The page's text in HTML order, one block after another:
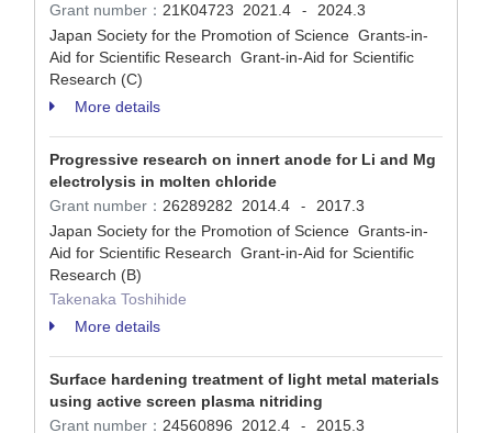
Grant number： 21K04723 2021.4 -
2024.3
Japan Society for the Promotion of Science Grants-in-
Aid for Scientific Research Grant-in-Aid for Scientific
Research (C)
More details
Progressive research on innert anode for Li and Mg
electrolysis in molten chloride
Grant number： 26289282 2014.4 -
2017.3
Japan Society for the Promotion of Science Grants-in-
Aid for Scientific Research Grant-in-Aid for Scientific
Research (B)
Takenaka Toshihide
More details
Surface hardening treatment of light metal materials
using active screen plasma nitriding
Grant number： 24560896 2012.4 -
2015.3